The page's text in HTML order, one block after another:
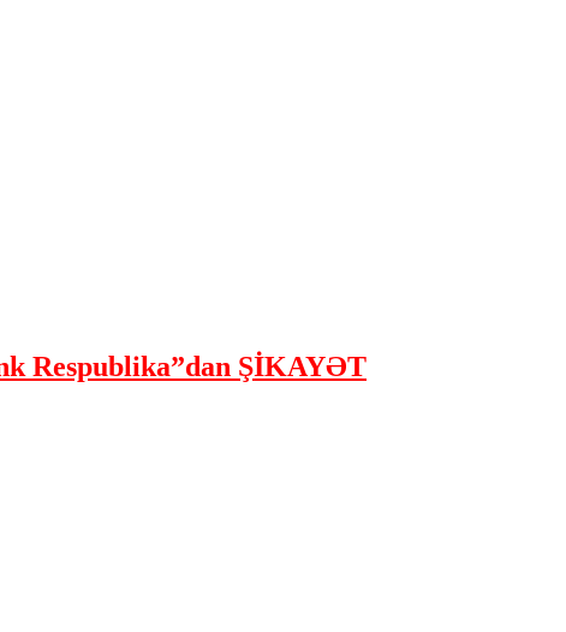
Respublika”dan ŞİKAYƏT